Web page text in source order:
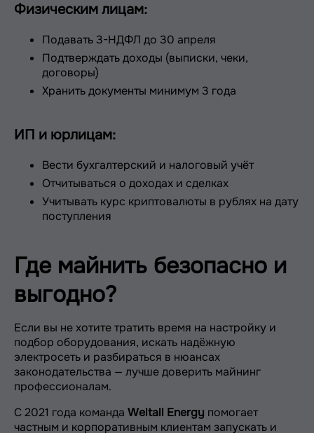
Физическим лицам:
Подавать 3-НДФЛ до 30 апреля
Подтверждать доходы (выписки, чеки,
договоры)
Хранить документы минимум 3 года
ИП и юрлицам:
Вести бухгалтерский и налоговый учёт
Отчитываться о доходах и сделках
Учитывать курс криптовалюты в рублях на дату
поступления
Где майнить безопасно и
выгодно?
Если вы не хотите тратить время на настройку и
подбор оборудования, искать надёжную
электросеть и разбираться в нюансах
законодательства — лучше доверить майнинг
профессионалам.
С 2021 года команда Weltall Energy помогает
частным и корпоративным клиентам запускать и